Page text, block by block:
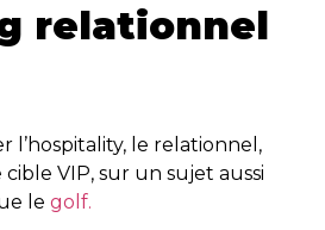
relationnel
l’hospitality, le relationnel,
cible VIP, sur un sujet aussi
le golf.